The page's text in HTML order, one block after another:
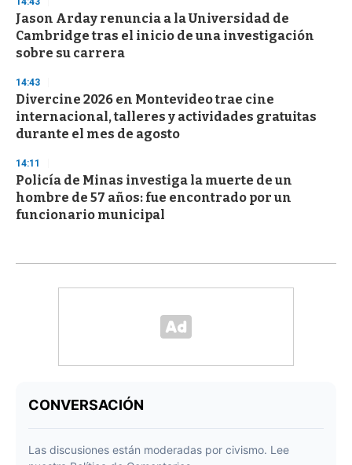
Jason Arday renuncia a la Universidad de
Cambridge tras el inicio de una investigación
sobre su carrera
14:43
Divercine 2026 en Montevideo trae cine
internacional, talleres y actividades gratuitas
durante el mes de agosto
14:11
Policía de Minas investiga la muerte de un
hombre de 57 años: fue encontrado por un
funcionario municipal